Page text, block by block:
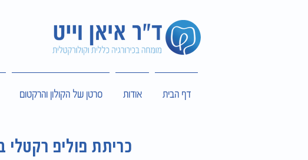
דף הבית אודות סרטן של הקולון והרקטום
כריתת פוליפ